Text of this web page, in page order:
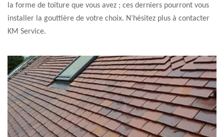
la forme de toiture que vous avez ; ces derniers pourront vous
installer la gouttière de votre choix. N’hésitez plus à contacter
KM Service.